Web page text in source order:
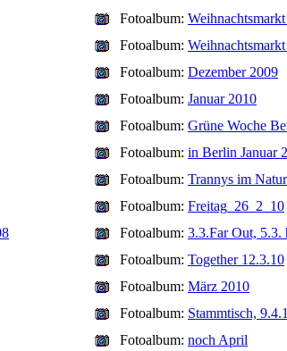
Fotoalbum:
Fotoalbum:
Fotoalbum: Dezember 2009
Fotoalbum: Januar 2010
Fotoalbum: Grüne Woche
Fotoalbum: in Berlin Januar
Fotoalbum: Trannys im
Fotoalbum: Freitag_26_2_10
Fotoalbum: 3.3.Far Out, 5.3.
Fotoalbum: Together 12.3.10
Fotoalbum: März 2010
Fotoalbum: Stammtisch,
Fotoalbum: noch April